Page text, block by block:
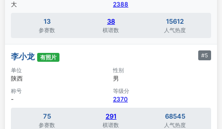
大 2388
13
参赛数
38
棋谱数
15612
人气热度
李小龙 有照片 #5
单位
陕西
性别
男
称号
-
等级分
2370
75
参赛数
291
棋谱数
68545
人气热度